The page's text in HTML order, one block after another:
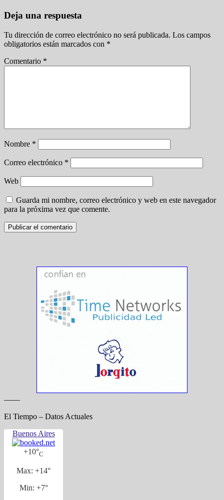
Deja una respuesta
Tu dirección de correo electrónico no será publicada. Los campos
obligatorios están marcados con *
Comentario *
Nombre *
Correo electrónico *
Web
Guarda mi nombre, correo electrónico y web en este navegador
para la próxima vez que comente.
——
El Tiempo – Datos Actuales
Buenos Aires
+10°C
Max: +14°
Min: +7°